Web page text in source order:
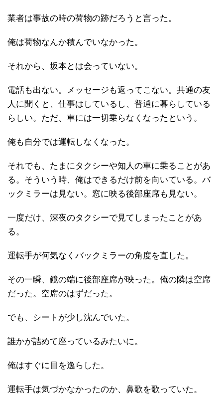
業者は事故の時の荷物の跡だろうと言った。
俺は荷物なんか積んでいなかった。
それから、坂本とは会っていない。
電話も出ない。メッセージも返ってこない。共通の友
人に聞くと、仕事はしているし、普通に暮らしている
らしい。ただ、車には一切乗らなくなったという。
俺も自分では運転しなくなった。
それでも、たまにタクシーや知人の車に乗ることがあ
る。そういう時、俺はできるだけ前を向いている。バ
ックミラーは見ない。窓に映る後部座席も見ない。
一度だけ、深夜のタクシーで見てしまったことがあ
る。
運転手が何気なくバックミラーの角度を直した。
その一瞬、鏡の端に後部座席が映った。俺の隣は空席
だった。空席のはずだった。
でも、シートが少し沈んでいた。
誰かが詰めて座っているみたいに。
俺はすぐに目を逸らした。
運転手は気づかなかったのか、鼻歌を歌っていた。